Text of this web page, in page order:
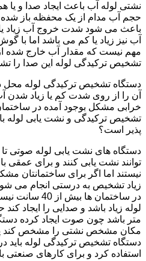
نشتی لوله آب باعث ایجاد صدا و یا
حجم آب مدام از یک محفظه باز شده
باعث می شود شدت خروج آب زیاد
آب نیز زیاد یا کم می باشد اما با
مهم نیست که مقدار آب خارج شده
تشخیص ترکیدگی لوله این صدا را
دستگاه تشخیص ترکیدگی لوله محل
آن را از روی شدت کم یا زیاد شدن
خرابی مشکل بوجود آمده در
تشخیص ترکیدگی و نشت یابی لوله
پذیر است؟
نیستند اما اگر برای ساختمانتان
زیاد تشخیص به درستی انجام می
در ساختمان ها
متر باشد چون صوت ایجاد کرده
مکان مشخص نشتی را مشخص کند پس
دستگاه تشخیص ترکیدگی لوله باید
استفاده کرد و برای کارهای صنعتی